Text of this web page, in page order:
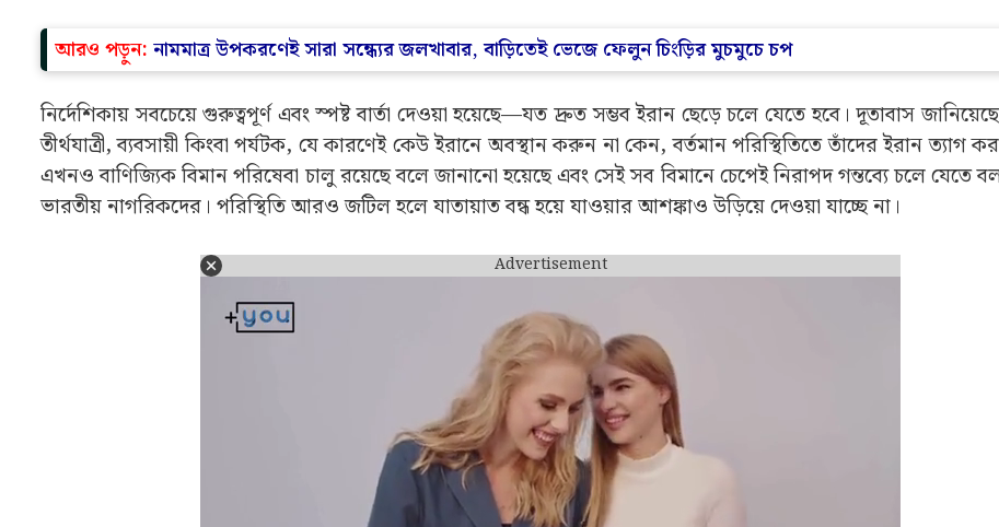
আরও পড়ুন: নামমাত্র উপকরণেই সারা সন্ধ্যের জলখাবার, বাড়িতেই ভেজে ফেলুন চিংড়ির মুচমুচে চপ
নির্দেশিকায় সবচেয়ে গুরুত্বপূর্ণ এবং স্পষ্ট বার্তা দেওয়া হয়েছে—যত দ্রুত সম্ভব ইরান ছেড়ে চলে যেতে হবে। দূতাবাস
তীর্থযাত্রী, ব্যবসায়ী কিংবা পর্যটক, যে কারণেই কেউ ইরানে অবস্থান করুন না কেন, বর্তমান পরিস্থিতিতে তাঁদের ইরান ত্যাগ
এখনও বাণিজ্যিক বিমান পরিষেবা চালু রয়েছে বলে জানানো হয়েছে এবং সেই সব বিমানে চেপেই নিরাপদ গন্তব্যে চলে যেতে
ভারতীয় নাগরিকদের। পরিস্থিতি আরও জটিল হলে যাতায়াত বন্ধ হয়ে যাওয়ার আশঙ্কাও উড়িয়ে দেওয়া যাচ্ছে না।
Advertisement